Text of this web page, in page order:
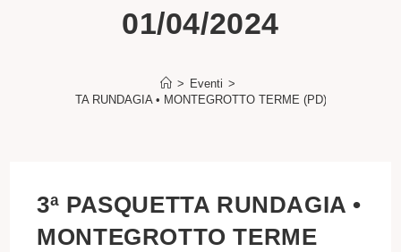
01/04/2024
> Eventi >
3ª PASQUETTA RUNDAGIA • MONTEGROTTO TERME (PD) • 01/04/2024
3ª PASQUETTA RUNDAGIA •
MONTEGROTTO TERME